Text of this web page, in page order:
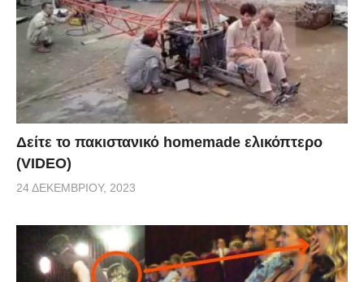
Δείτε το πακιστανικό homemade ελικόπτερο
(VIDEO)
24 ΔΕΚΕΜΒΡΊΟΥ, 2023